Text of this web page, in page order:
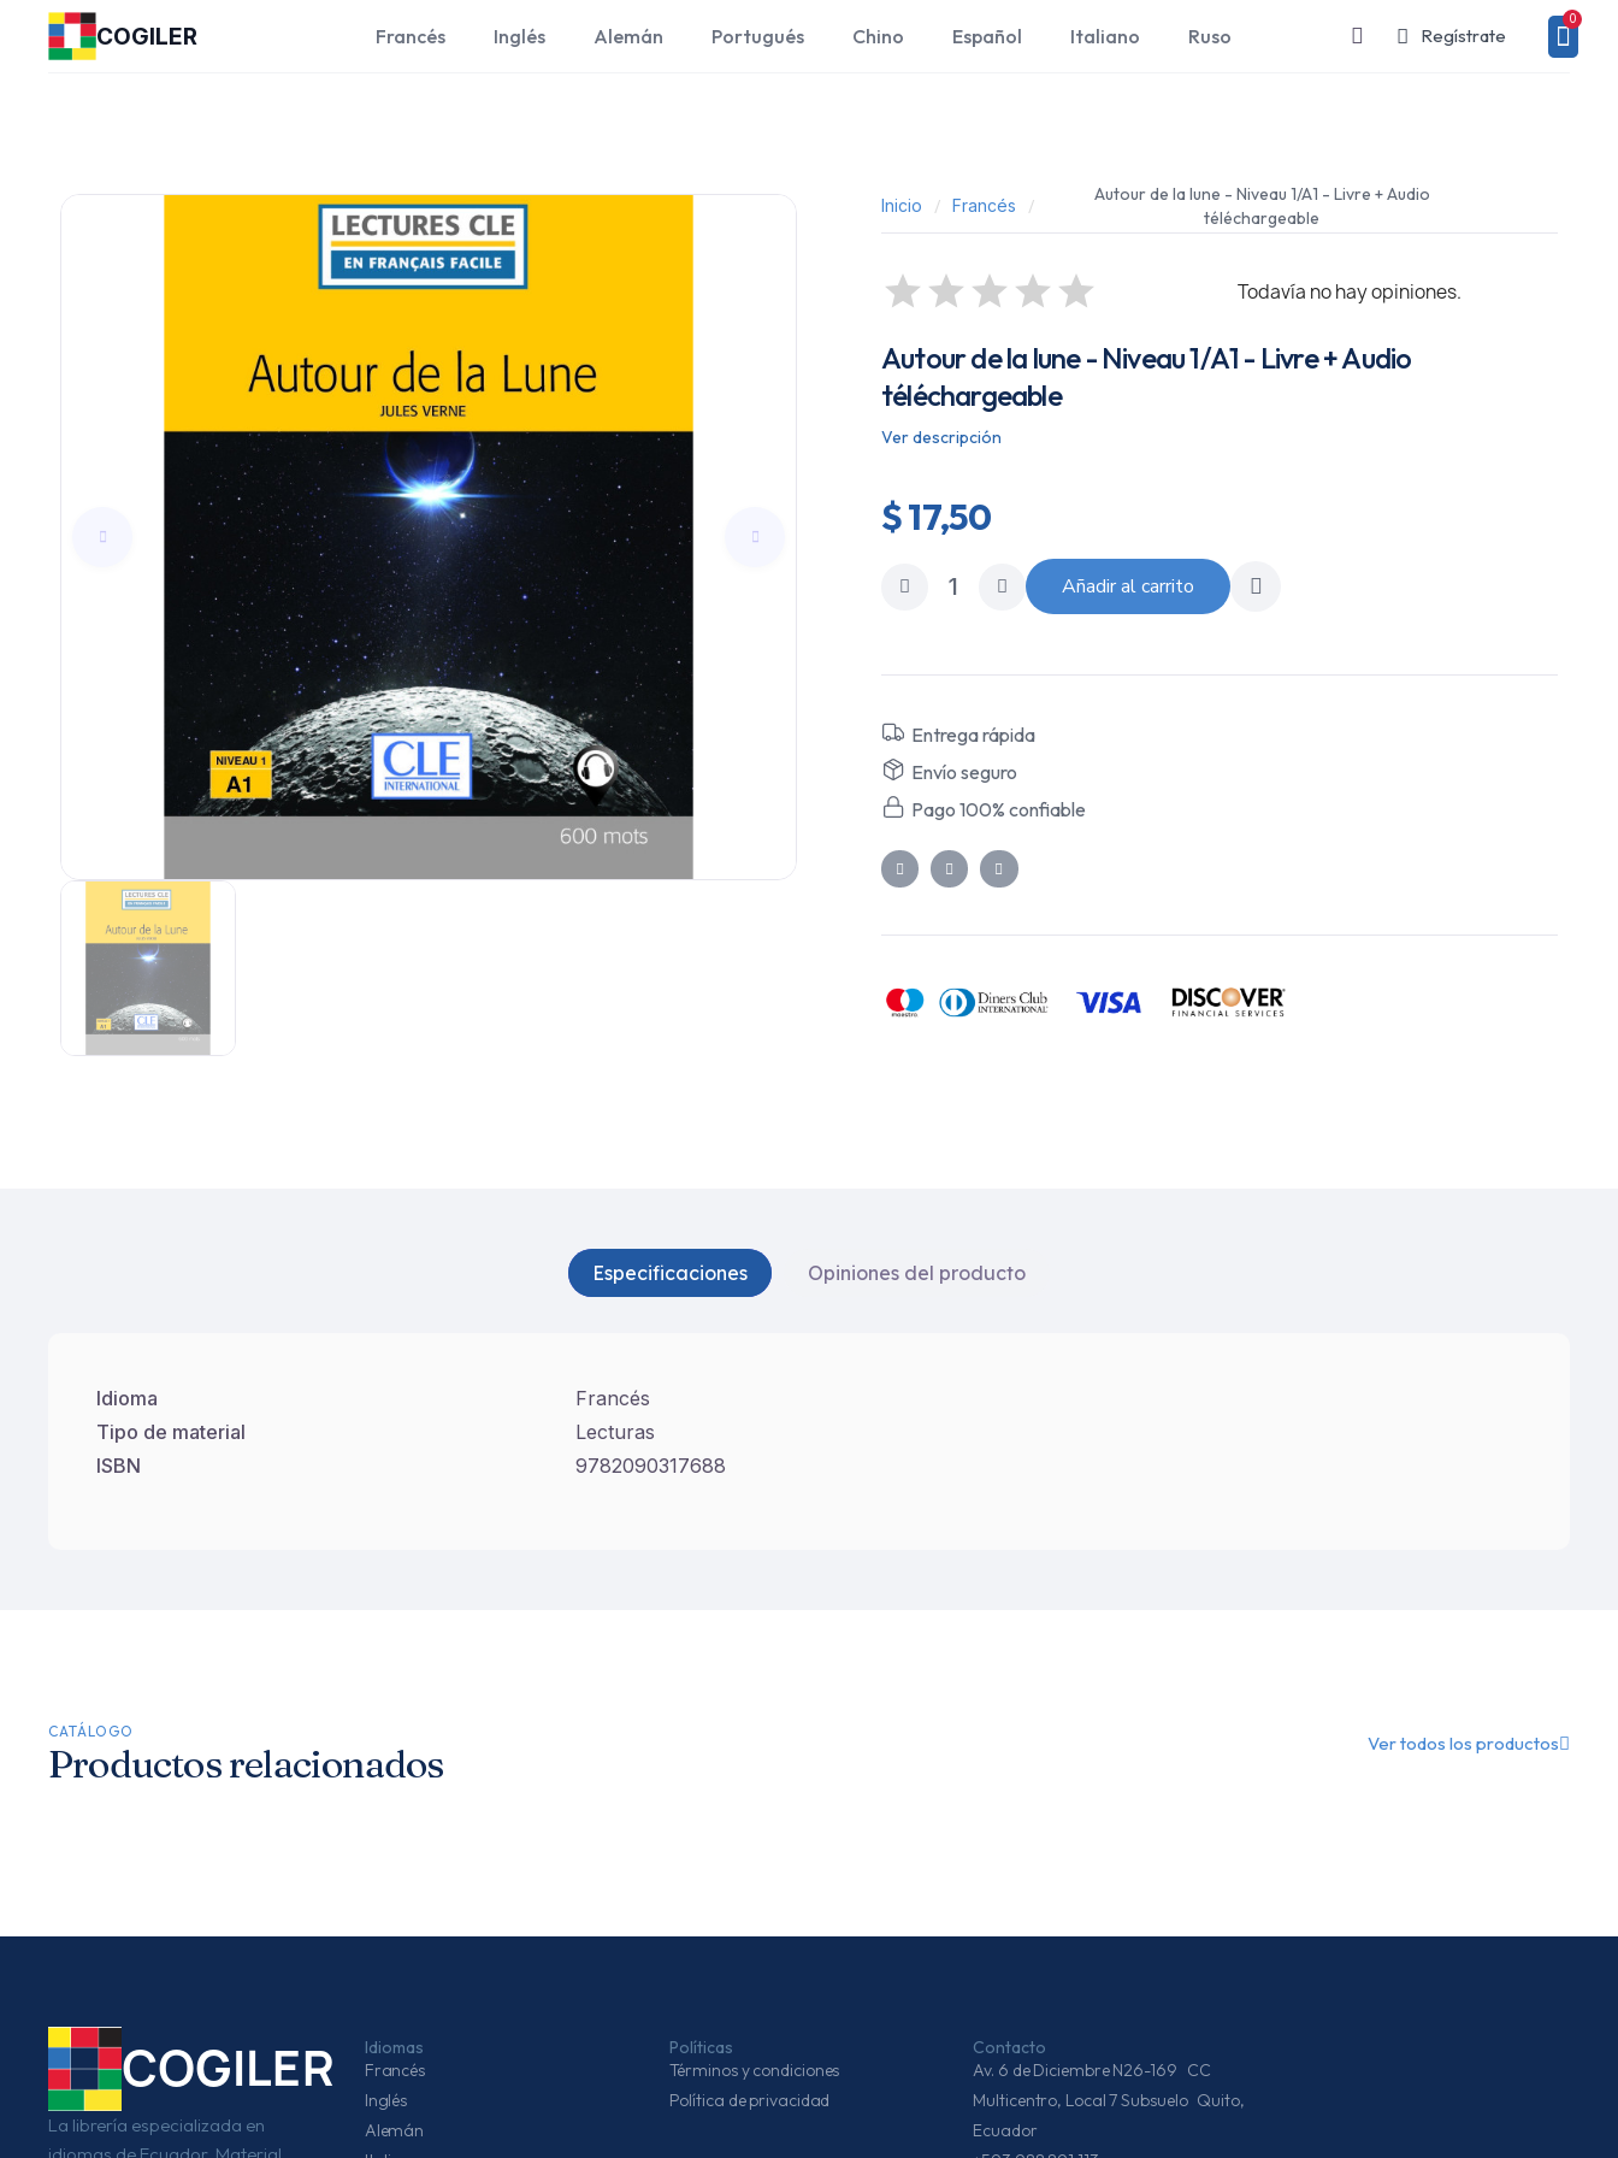
COGILER Francés Inglés Alemán Portugués Chino Español Italiano Ruso Regístrate
Inicio Francés
Autour de la lune - Niveau 1/A1 - Livre + Audio
téléchargeable
Todavía no hay opiniones.
Autour de la lune - Niveau 1/A1 - Livre + Audio
téléchargeable
Ver descripción
$ 17,50
Añadir al carrito
Entrega rápida
Envío seguro
Pago 100% confiable
Especificaciones Opiniones del producto
Idioma
Francés
Tipo de material
Lecturas
ISBN
9782090317688
CATÁLOGO
Productos relacionados Ver todos los productos
COGILER
La librería especializada en
idiomas de Ecuador. Material
Idiomas
Francés
Inglés
Alemán
Políticas
Términos y condiciones
Política de privacidad
Contacto
Av. 6 de Diciembre N26-169 CC
Multicentro, Local 7 Subsuelo Quito,
Ecuador